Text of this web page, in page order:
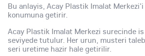
Bu anlayis, Acay Plastik Imalat
konumuna getirir.
Acay Plastik Imalat Merkezi surecinde
seviyede tutulur. Her urun, musteri
seri uretime hazir hale getirilir.